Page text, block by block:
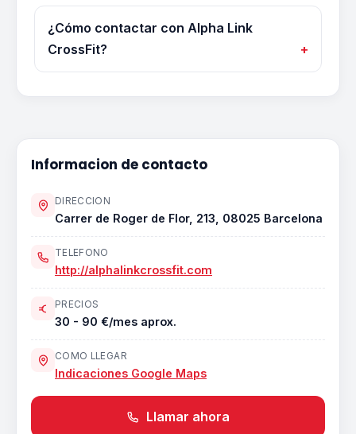
¿Cómo contactar con Alpha Link
CrossFit?
Informacion de contacto
DIRECCION
Carrer de Roger de Flor, 213, 08025 Barcelona
TELEFONO
http://alphalinkcrossfit.com
PRECIOS
30 - 90 €/mes aprox.
COMO LLEGAR
Indicaciones Google Maps
Llamar ahora